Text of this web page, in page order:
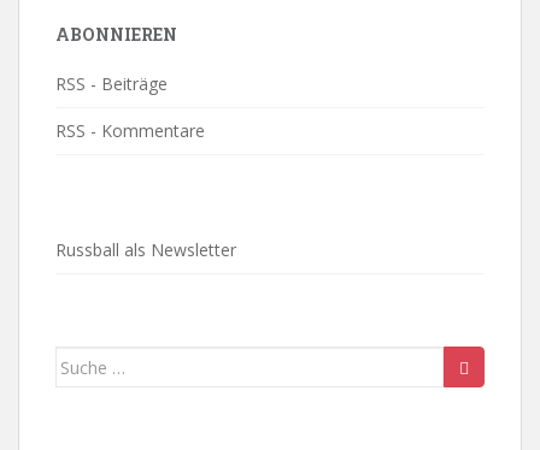
ABONNIEREN
RSS - Beiträge
RSS - Kommentare
Russball als Newsletter
Suche